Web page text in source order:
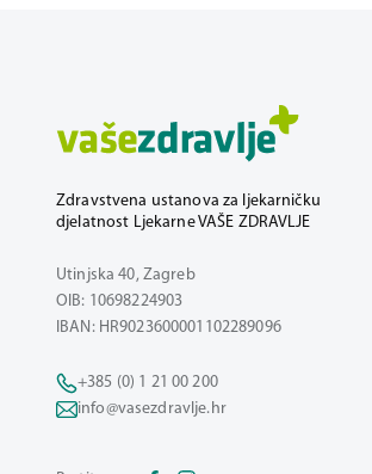
Zdravstvena ustanova za ljekarničku
djelatnost Ljekarne VAŠE ZDRAVLJE
Utinjska 40, Zagreb
OIB: 10698224903
IBAN: HR9023600001102289096
+385 (0) 1 21 00 200
info@vasezdravlje.hr